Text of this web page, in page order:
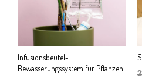
Infusionsbeutel-
Bewässerungssystem für Pflanzen